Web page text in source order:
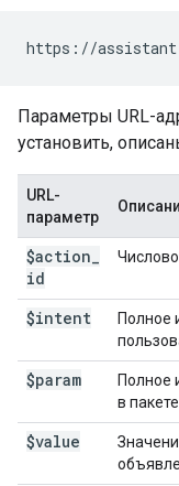
Параметры URL-
установить,
URL-
параметр
$action
id
$intent
Полное
$param
Полное
в
$value